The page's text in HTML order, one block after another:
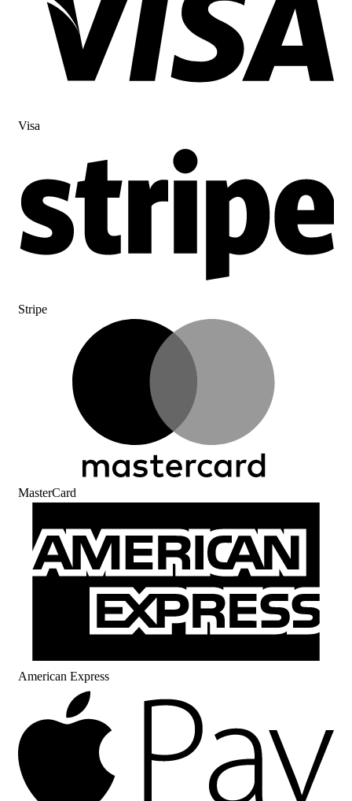
Visa
Stripe
MasterCard
American Express